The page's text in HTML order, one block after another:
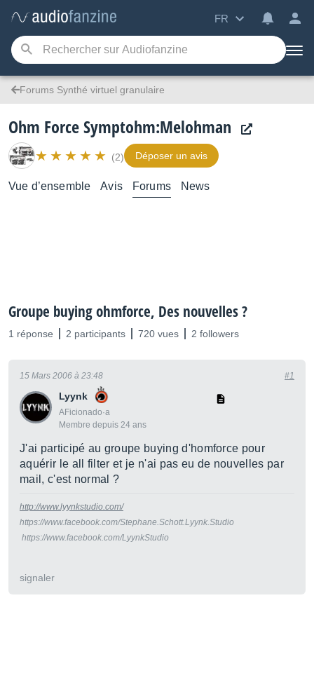
FR
Forums Synthé virtuel granulaire
Ohm Force Symptohm:Melohman
(2) Déposer un avis
Vue d’ensemble Avis Forums News
Groupe buying ohmforce, Des nouvelles ?
1 réponse 2 participants 720 vues 2 followers
Lyynk
AFicionado·a
Membre depuis 24 ans
15 Mars 2006 à 23:48 #1
J'ai participé au groupe buying d'homforce pour
aquérir le all filter et je n'ai pas eu de nouvelles par
mail, c'est normal ?
http://www.lyynkstudio.com/
https://www.facebook.com/Stephane.Schott.Lyynk.Studio
https://www.facebook.com/LyynkStudio
signaler